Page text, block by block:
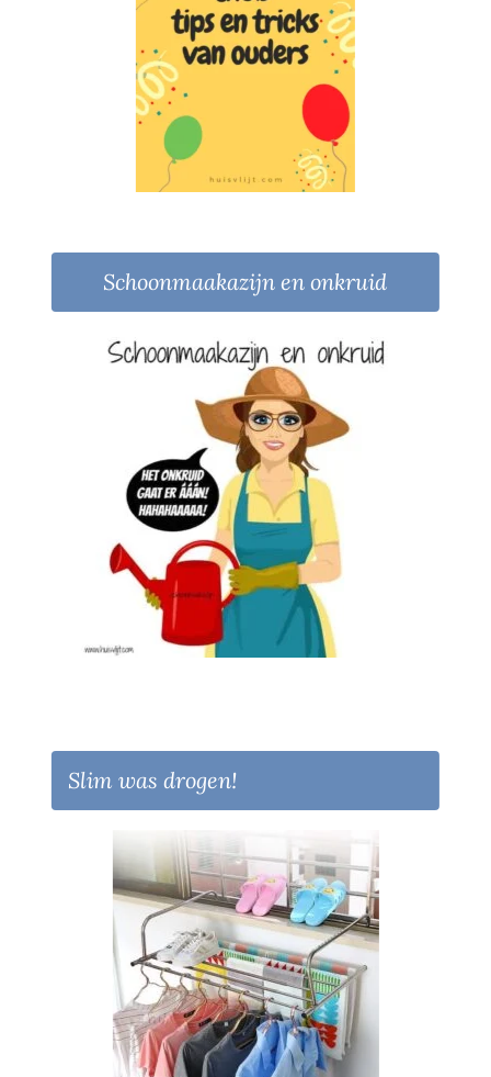
Schoonmaakazijn en onkruid
Slim was drogen!